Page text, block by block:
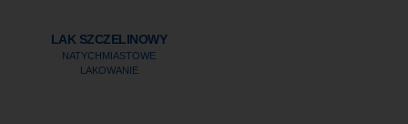
LAK SZCZELINOWY
NATYCHMIASTOWE
LAKOWANIE